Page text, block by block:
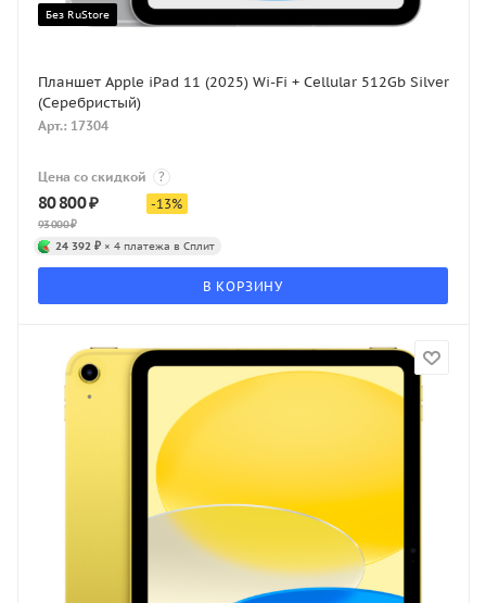
Без RuStore
Планшет Apple iPad 11 (2025) Wi-Fi + Cellular 512Gb Silver
(Серебристый)
Арт.: 17304
Цена со скидкой ?
80 800₽
93 000₽
-13%
24 392 ₽ × 4 платежа в Сплит
В КОРЗИНУ